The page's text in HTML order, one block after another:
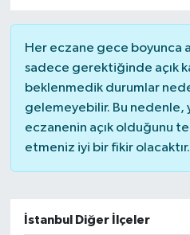
Her eczane gece boyunca
sadece gerektiğinde açık
beklenmedik durumlar
gelemeyebilir. Bu nedenle,
eczanenin açık olduğunu
etmeniz iyi bir fikir olacaktır.
İstanbul Diğer İlçeler